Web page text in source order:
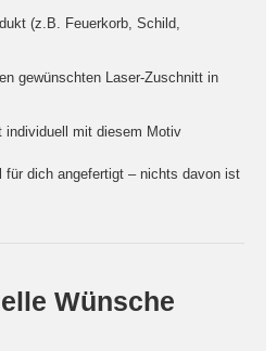
(z.B. Feuerkorb, Schild,
gewünschten Laser-Zuschnitt in
individuell mit diesem Motiv
für dich angefertigt – nichts davon ist
Wünsche